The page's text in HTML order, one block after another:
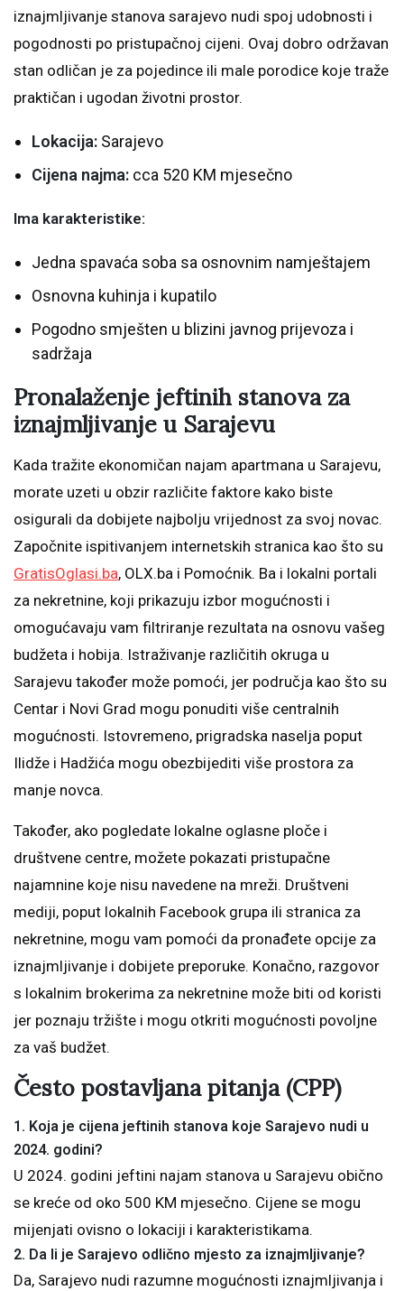
iznajmljivanje stanova sarajevo nudi spoj udobnosti i
pogodnosti po pristupačnoj cijeni. Ovaj dobro održavan
stan odličan je za pojedince ili male porodice koje traže
praktičan i ugodan životni prostor.
Lokacija: Sarajevo
Cijena najma: cca 520 KM mjesečno
Ima karakteristike:
Jedna spavaća soba sa osnovnim namještajem
Osnovna kuhinja i kupatilo
Pogodno smješten u blizini javnog prijevoza i
sadržaja
Pronalaženje jeftinih stanova za
iznajmljivanje u Sarajevu
Kada tražite ekonomičan najam apartmana u Sarajevu,
morate uzeti u obzir različite faktore kako biste
osigurali da dobijete najbolju vrijednost za svoj novac.
Započnite ispitivanjem internetskih stranica kao što su
GratisOglasi.ba, OLX.ba i Pomoćnik. Ba i lokalni portali
za nekretnine, koji prikazuju izbor mogućnosti i
omogućavaju vam filtriranje rezultata na osnovu vašeg
budžeta i hobija. Istraživanje različitih okruga u
Sarajevu također može pomoći, jer područja kao što su
Centar i Novi Grad mogu ponuditi više centralnih
mogućnosti. Istovremeno, prigradska naselja poput
Ilidže i Hadžića mogu obezbijediti više prostora za
manje novca.
Također, ako pogledate lokalne oglasne ploče i
društvene centre, možete pokazati pristupačne
najamnine koje nisu navedene na mreži. Društveni
mediji, poput lokalnih Facebook grupa ili stranica za
nekretnine, mogu vam pomoći da pronađete opcije za
iznajmljivanje i dobijete preporuke. Konačno, razgovor
s lokalnim brokerima za nekretnine može biti od koristi
jer poznaju tržište i mogu otkriti mogućnosti povoljne
za vaš budžet.
Često postavljana pitanja (CPP)
1. Koja je cijena jeftinih stanova koje Sarajevo nudi u
2024. godini?
U 2024. godini jeftini najam stanova u Sarajevu obično
se kreće od oko 500 KM mjesečno. Cijene se mogu
mijenjati ovisno o lokaciji i karakteristikama.
2. Da li je Sarajevo odlično mjesto za iznajmljivanje?
Da, Sarajevo nudi razumne mogućnosti iznajmljivanja i